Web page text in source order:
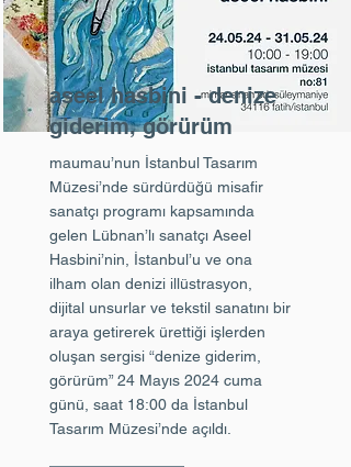
aseel hasbini - denize
giderim, görürüm
maumau’nun İstanbul Tasarım
Müzesi’nde sürdürdüğü misafir
sanatçı programı kapsamında
gelen Lübnan’lı sanatçı Aseel
Hasbini’nin, İstanbul’u ve ona
ilham olan denizi illüstrasyon,
dijital unsurlar ve tekstil sanatını bir
araya getirerek ürettiği işlerden
oluşan sergisi “denize giderim,
görürüm” 24 Mayıs 2024 cuma
günü, saat 18:00 da İstanbul
Tasarım Müzesi’nde açıldı.